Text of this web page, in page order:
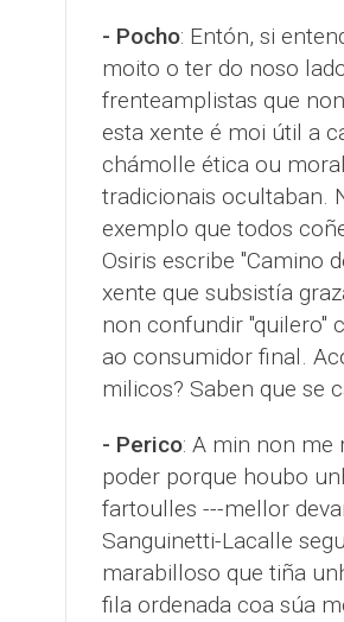
- Pocho: Entón, si
moito o ter do noso
frenteamplistas que
esta xente é moi útil a
chámolle ética ou
tradicionais ocultaban.
exemplo que todos
Osiris escribe "Camino
xente que subsistía
non confundir "quilero"
ao consumidor final.
milicos? Saben que se
- Perico: A min non me
poder porque houbo
fartoulles ---mellor
Sanguinetti-Lacalle
marabilloso que tiña
fila ordenada coa súa